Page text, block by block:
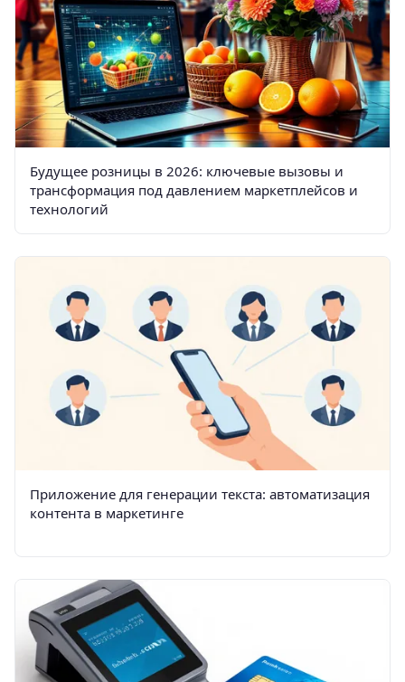
Будущее розницы в 2026: ключевые вызовы и
трансформация под давлением маркетплейсов и
технологий
Приложение для генерации текста: автоматизация
контента в маркетинге